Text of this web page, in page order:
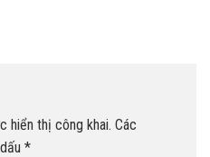
hiển thị công khai. Các
*